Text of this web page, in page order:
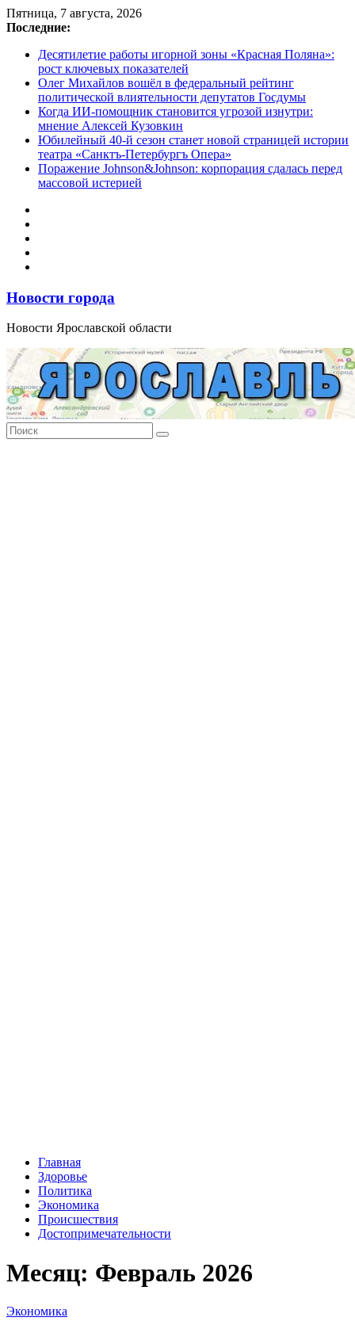
Перейти
к
Пятница, 7 августа, 2026
Последние:
Десятилетие работы игорной зоны «Красная Поляна»:
рост ключевых показателей
Олег Михайлов вошёл в федеральный рейтинг
политической влиятельности депутатов Госдумы
Когда ИИ-помощник становится угрозой изнутри:
мнение Алексей Кузовкин
Юбилейный 40-й сезон станет новой страницей истории
театра «Санктъ-Петербургъ Опера»
Поражение Johnson&Johnson: корпорация сдалась перед
массовой истерией
Новости города
Новости Ярославской области
Главная
Здоровье
Политика
Экономика
Происшествия
Достопримечательности
Месяц: Февраль 2026
Экономика